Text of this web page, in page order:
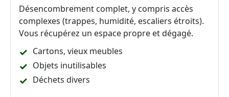
Désencombrement complet, y compris accès
complexes (trappes, humidité, escaliers étroits).
Vous récupérez un espace propre et dégagé.
Cartons, vieux meubles
Objets inutilisables
Déchets divers